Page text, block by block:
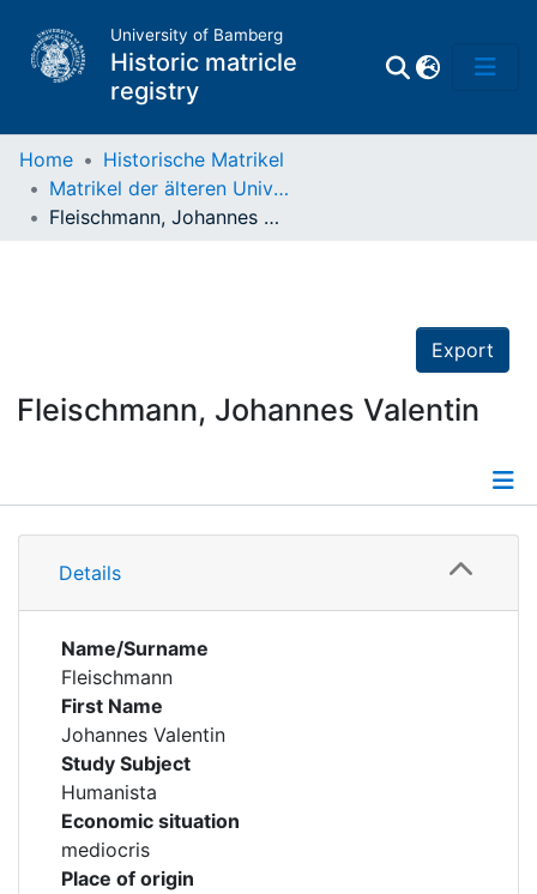
University of Bamberg
Historic matricle
registry
Matrikel
Home
Historische Matrikel
Matrikel der älteren Universität
Fleischmann, Johannes Valentin
Export
Fleischmann, Johannes Valentin
Details
Details
Name/Surname
Fleischmann
First Name
Johannes Valentin
Study Subject
Humanista
Economic situation
mediocris
Place of origin